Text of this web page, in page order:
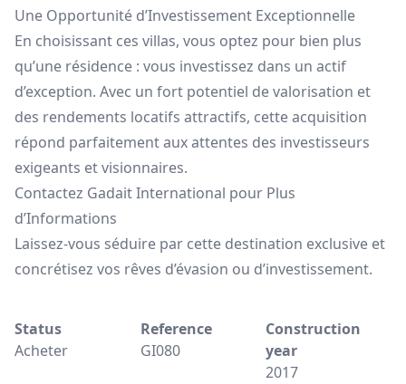
Une Opportunité d’Investissement Exceptionnelle
En choisissant ces villas, vous optez pour bien plus
qu’une résidence : vous investissez dans un actif
d’exception. Avec un fort potentiel de valorisation et
des rendements locatifs attractifs, cette acquisition
répond parfaitement aux attentes des investisseurs
exigeants et visionnaires.
Contactez Gadait International pour Plus
d’Informations
Laissez-vous séduire par cette destination exclusive et
concrétisez vos rêves d’évasion ou d’investissement.
Status
Acheter
Reference
GI080
Construction
year
2017